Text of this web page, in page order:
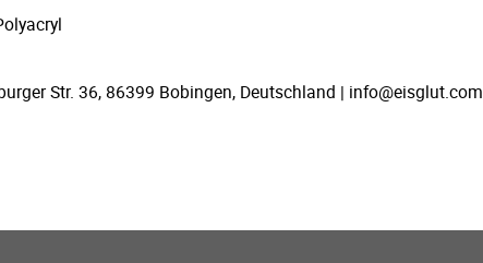
Str. 36, 86399 Bobingen, Deutschland | info@eisglut.com